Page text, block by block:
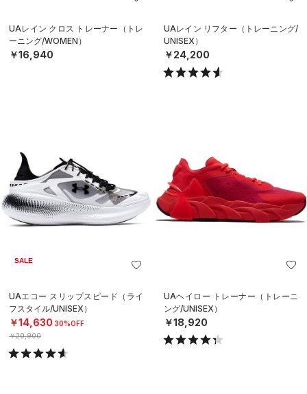
UAレイン クロス トレーナー（トレ
ーニング/WOMEN）
￥16,940
UAレイン リフター（トレーニング/
UNISEX）
￥24,200
SALE
UAエコー スリップスピード（ライ
フスタイル/UNISEX）
￥14,630 30%OFF
￥20,900
UAヘイロー トレーナー（トレーニ
ング/UNISEX）
￥18,920